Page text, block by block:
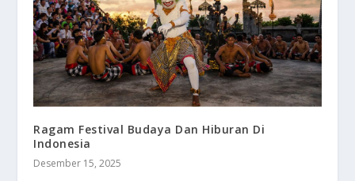
Ragam Festival Budaya Dan Hiburan Di
Indonesia
Desember 15, 2025